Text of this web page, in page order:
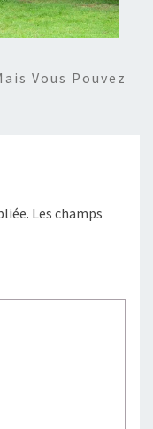
Vous Pouvez
Les champs